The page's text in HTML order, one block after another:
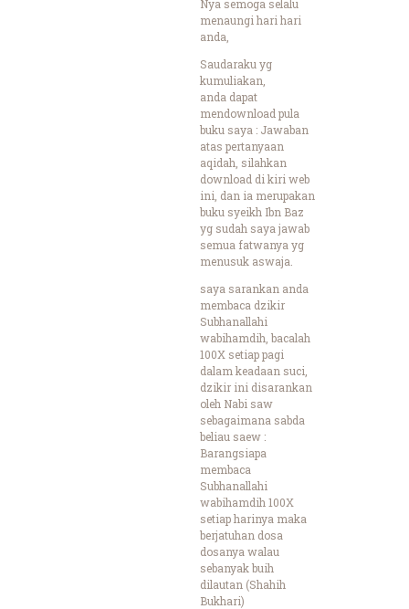
Nya semoga selalu
menaungi hari hari
anda,
Saudaraku yg
kumuliakan,
anda dapat
mendownload pula
buku saya : Jawaban
atas pertanyaan
aqidah, silahkan
download di kiri web
ini, dan ia merupakan
buku syeikh Ibn Baz
yg sudah saya jawab
semua fatwanya yg
menusuk aswaja.
saya sarankan anda
membaca dzikir
Subhanallahi
wabihamdih, bacalah
100X setiap pagi
dalam keadaan suci,
dzikir ini disarankan
oleh Nabi saw
sebagaimana sabda
beliau saew :
Barangsiapa
membaca
Subhanallahi
wabihamdih 100X
setiap harinya maka
berjatuhan dosa
dosanya walau
sebanyak buih
dilautan (Shahih
Bukhari)